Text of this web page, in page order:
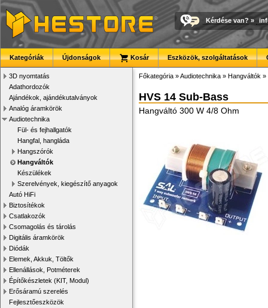
Kérdése van? »
Kategóriák Újdonságok Kosár Eszközök, szolgáltatások
3D nyomtatás
Adathordozók
Ajándékok, ajándékutalványok
Analóg áramkörök
Audiotechnika
Fül- és fejhallgatók
Hangfal, hangláda
Hangszórók
Hangváltók
Készülékek
Szerelvények, kiegészítő anyagok
Autó HiFi
Biztosítékok
Csatlakozók
Csomagolás és tárolás
Digitális áramkörök
Diódák
Elemek, Akkuk, Töltők
Ellenállások, Potméterek
Építőkészletek (KIT, Modul)
Erősáramú szerelés
Fejlesztőeszközök
Főkategória »Audiotechnika » Hangváltók »
HVS 14 Sub-Bass
Hangváltó 300 W 4/8 Ohm